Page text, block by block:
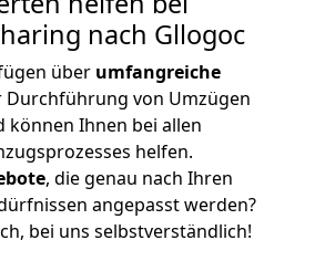
nach Gllogoc
über umfangreiche
Durchführung von Umzügen
können Ihnen bei allen
helfen.
, die genau nach Ihren
angepasst werden?
bei uns selbstverständlich!